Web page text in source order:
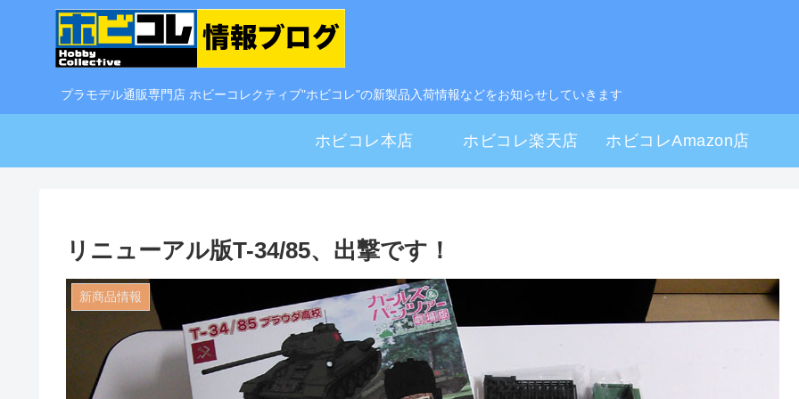
プラモデル通販専門店 ホビーコレクティブ"ホビコレ"の新製品入荷情報などをお知らせしていきます
ホビコレ本店 ホビコレ楽天店 ホビコレAmazon店
リニューアル版T-34/85、出撃です！
新商品情報